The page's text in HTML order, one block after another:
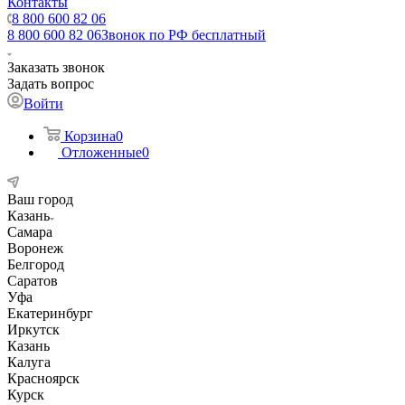
8 800 600 82 06
8 800 600 82 06Звонок по РФ бесплатный
Заказать звонок
Задать вопрос
Войти
Корзина0
Отложенные0
Ваш город
Казань
Самара
Воронеж
Белгород
Саратов
Уфа
Екатеринбург
Иркутск
Казань
Калуга
Красноярск
Курск